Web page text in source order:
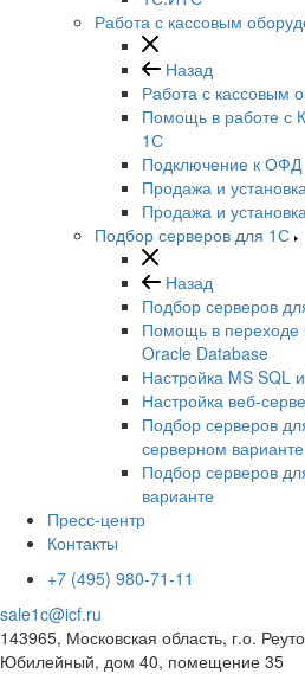
Работа с кассовым
Назад
Работа с кассовым
Помощь в работе с
1С
Подключение к ОФД
Продажа и
Продажа и
Подбор серверов для 1С
Назад
Подбор серверов
Помощь в переходе
Oracle Database
Настройка MS SQL
Настройка веб-
Подбор серверов
серверном
Подбор серверов
варианте
Пресс-центр
Контакты
+7 (495) 980-71-11
sale1c@icf.ru
143965, Московская область, г.о.
Юбилейный, дом 40, помещение 35